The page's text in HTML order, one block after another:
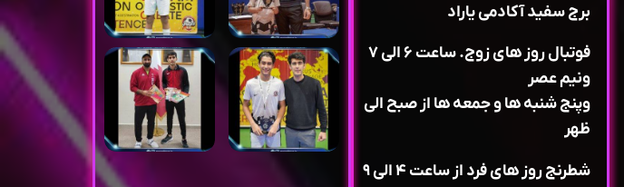
برج سفید آکادمی یاراد
فوتبال روز های زوج. ساعت ۶ الی ۷
ونیم عصر
و‌پنج شنبه ها و جمعه ها از صبح الی
ظهر
شطرنج روز های فرد از ساعت ۴ الی ۹